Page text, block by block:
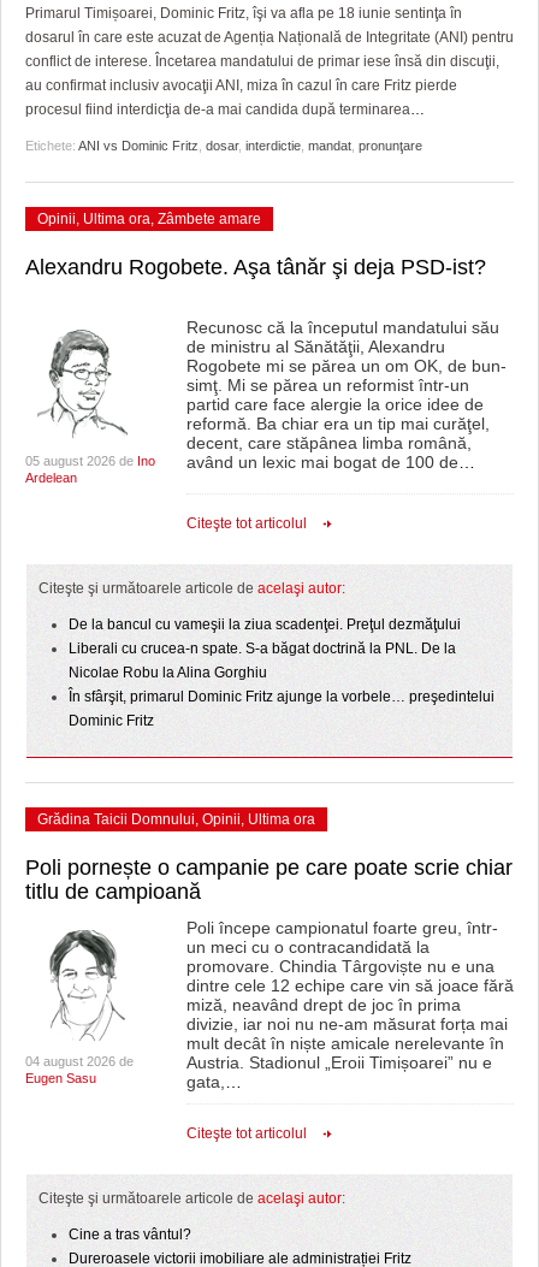
GRĂDINA TAICII DOMNULUI
ZIARISTU’ DE TERASĂ
CU OIŞTEA-N KIERKEGAARD
FINANŢĂRI DE LA A LA Z
CRONICĂ DE FILM
UNDE MERGEM
FILME DOCUMENTARE
CLIPURI VIDEO
ACCIDENTE
ANUNŢURI
INFO SI UTILE
CULTURA
CLIPURI VIDEO
JOCURI ONLINE
FARMACII DIN TIMIŞOARA
LICEE, ŞCOLI ŞI GRĂDINIŢE DIN TIMIŞ
PRIMĂRIILE DIN TIMIŞ
SFATUL MEDICULUI
Primarul Timișoarei, Dominic Fritz, îşi va afla pe 18 iunie sentinţa în
dosarul în care este acuzat de Agenția Națională de Integritate (ANI) pentru
conflict de interese. Încetarea mandatului de primar iese însă din discuţii,
au confirmat inclusiv avocaţii ANI, miza în cazul în care Fritz pierde
procesul fiind interdicţia de-a mai candida după terminarea…
Etichete: ANI vs Dominic Fritz dosar, interdictie mandat pronunţare
Opinii, Ultima ora, Zâmbete amare
Alexandru Rogobete. Aşa tânăr şi deja PSD-ist?
05 august 2026 de Ino
Ardelean
Recunosc că la începutul mandatului său
de ministru al Sănătăţii, Alexandru
Rogobete mi se părea un om OK, de bun-
simţ. Mi se părea un reformist într-un
partid care face alergie la orice idee de
reformă. Ba chiar era un tip mai curăţel,
decent, care stăpânea limba română,
având un lexic mai bogat de 100 de…
Citeşte tot articolul
Citeşte şi următoarele articole de acelaşi autor:
De la bancul cu vameşii la ziua scadenţei. Preţul dezmăţului
Liberali cu crucea-n spate. S-a băgat doctrină la PNL. De la
Nicolae Robu la Alina Gorghiu
În sfârşit, primarul Dominic Fritz ajunge la vorbele… preşedintelui
Dominic Fritz
Grădina Taicii Domnului, Opinii, Ultima ora
Poli pornește o campanie pe care poate scrie chiar
titlu de campioană
04 august 2026 de
Eugen Sasu
Poli începe campionatul foarte greu, într-
un meci cu o contracandidată la
promovare. Chindia Târgoviște nu e una
dintre cele 12 echipe care vin să joace fără
miză, neavând drept de joc în prima
divizie, iar noi nu ne-am măsurat forța mai
mult decât în niște amicale nerelevante în
Austria. Stadionul „Eroii Timișoarei” nu e
gata,…
Citeşte tot articolul
Citeşte şi următoarele articole de acelaşi autor:
Cine a tras vântul?
Dureroasele victorii imobiliare ale administrației Fritz